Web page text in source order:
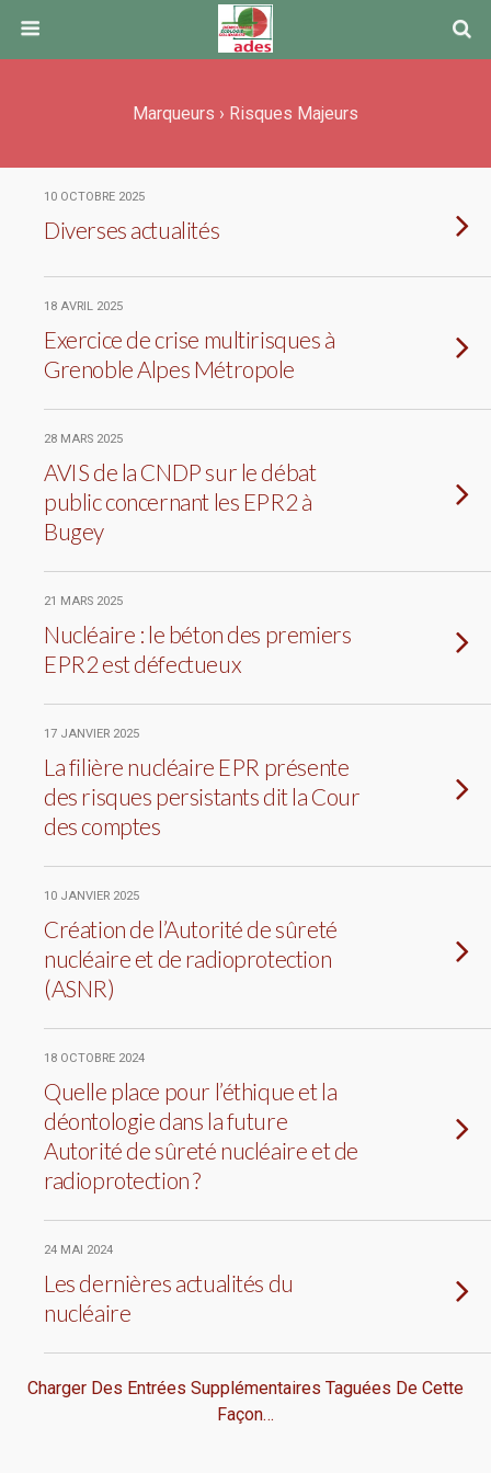
Marqueurs › Risques Majeurs
10 OCTOBRE 2025
Diverses actualités
18 AVRIL 2025
Exercice de crise multirisques à
Grenoble Alpes Métropole
28 MARS 2025
AVIS de la CNDP sur le débat
public concernant les EPR2 à
Bugey
21 MARS 2025
Nucléaire : le béton des premiers
EPR2 est défectueux
17 JANVIER 2025
La filière nucléaire EPR présente
des risques persistants dit la Cour
des comptes
10 JANVIER 2025
Création de l’Autorité de sûreté
nucléaire et de radioprotection
(ASNR)
18 OCTOBRE 2024
Quelle place pour l’éthique et la
déontologie dans la future
Autorité de sûreté nucléaire et de
radioprotection ?
24 MAI 2024
Les dernières actualités du
nucléaire
Charger Des Entrées Supplémentaires Taguées De Cette
Façon…